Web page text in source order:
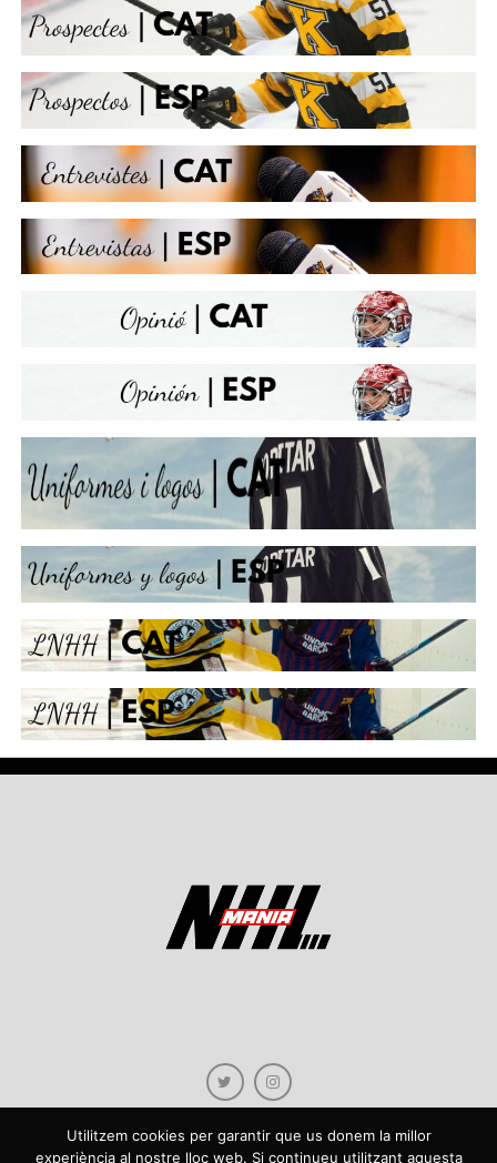
Utilitzem cookies per garantir que us donem la millor
experiència al nostre lloc web. Si continueu utilitzant aquesta